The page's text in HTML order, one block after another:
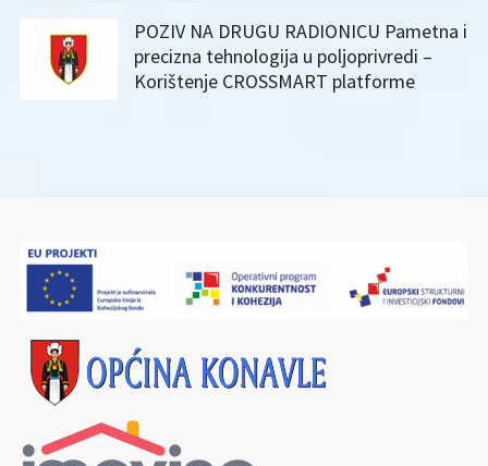
POZIV NA DRUGU RADIONICU Pametna i
precizna tehnologija u poljoprivredi –
Korištenje CROSSMART platforme